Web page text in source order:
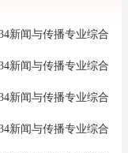
新闻与传播专业综合
新闻与传播专业综合
新闻与传播专业综合
新闻与传播专业综合